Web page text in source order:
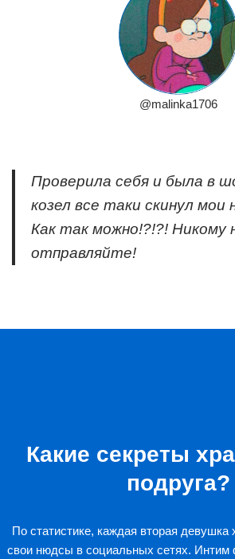
@malinka1706
Проверила себя и была в
козел все таки скинул
Как так можно!?!?! Никому
отправляйте!
Какие секреты
подруга?
По статистике, каждая вторая девушка
свои нюдсы в социальных сетях. Интим